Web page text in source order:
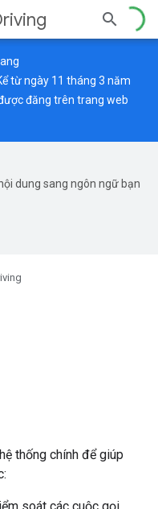
Kể từ ngày 11 tháng 3 năm
đăng trên trang web
dung sang ngôn ngữ bạn
thống chính để giúp